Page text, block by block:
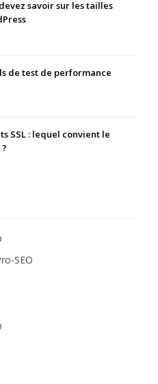
savoir sur les tailles
de test de performance
SSL : lequel convient le
SEO